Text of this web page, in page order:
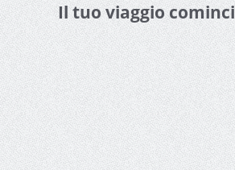
Il tuo viaggio